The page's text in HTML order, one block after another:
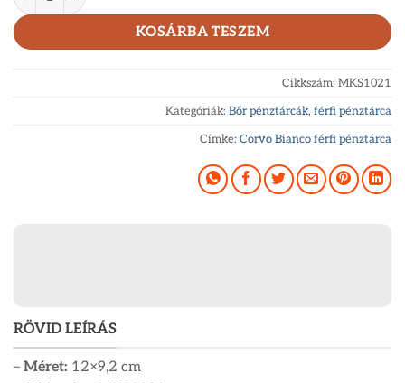
RÖVID LEÍRÁS
– Méret: 12×9,2 cm
KOSÁRBA TESZEM
Cikkszám: MKS1021
Kategóriák: Bőr pénztárcák, férfi pénztárca
Címke: Corvo Bianco férfi pénztárca